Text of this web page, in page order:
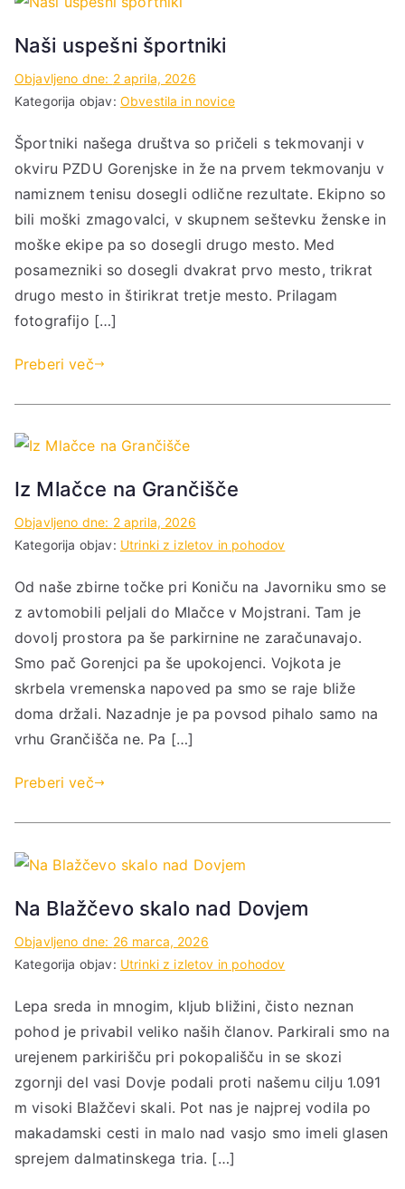
Naši uspešni športniki
Objavljeno dne: 2 aprila, 2026
Kategorija objav: Obvestila in novice
Športniki našega društva so pričeli s tekmovanji v
okviru PZDU Gorenjske in že na prvem tekmovanju v
namiznem tenisu dosegli odlične rezultate. Ekipno so
bili moški zmagovalci, v skupnem seštevku ženske in
moške ekipe pa so dosegli drugo mesto. Med
posamezniki so dosegli dvakrat prvo mesto, trikrat
drugo mesto in štirikrat tretje mesto. Prilagam
fotografijo […]
Preberi več
Iz Mlačce na Grančišče
Objavljeno dne: 2 aprila, 2026
Kategorija objav: Utrinki z izletov in pohodov
Od naše zbirne točke pri Koniču na Javorniku smo se
z avtomobili peljali do Mlačce v Mojstrani. Tam je
dovolj prostora pa še parkirnine ne zaračunavajo.
Smo pač Gorenjci pa še upokojenci. Vojkota je
skrbela vremenska napoved pa smo se raje bliže
doma držali. Nazadnje je pa povsod pihalo samo na
vrhu Grančišča ne. Pa […]
Preberi več
Na Blažčevo skalo nad Dovjem
Objavljeno dne: 26 marca, 2026
Kategorija objav: Utrinki z izletov in pohodov
Lepa sreda in mnogim, kljub bližini, čisto neznan
pohod je privabil veliko naših članov. Parkirali smo na
urejenem parkirišču pri pokopališču in se skozi
zgornji del vasi Dovje podali proti našemu cilju 1.091
m visoki Blažčevi skali. Pot nas je najprej vodila po
makadamski cesti in malo nad vasjo smo imeli glasen
sprejem dalmatinskega tria. […]